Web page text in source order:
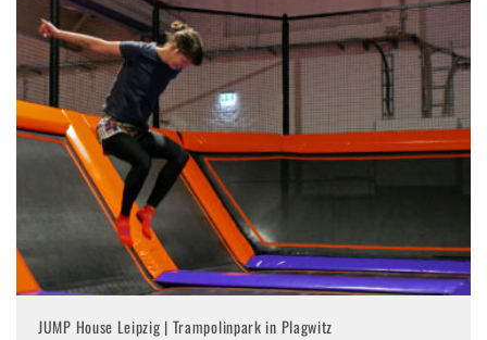
JUMP House Leipzig | Trampolinpark in Plagwitz